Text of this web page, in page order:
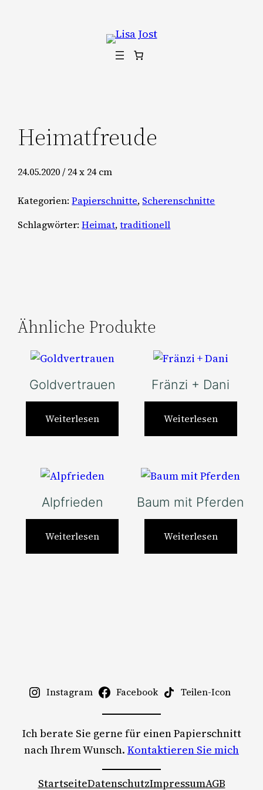
Heimatfreude
24.05.2020 / 24 x 24 cm
Kategorien:Papierschnitte, Scherenschnitte
Schlagwörter:Heimat,traditionell
Ähnliche Produkte
Goldvertrauen
Weiterlesen
Fränzi + Dani
Weiterlesen
Alpfrieden
Weiterlesen
Baum mit Pferden
Weiterlesen
Instagram Facebook Teilen-Icon
Ich berate Sie gerne für einen Papierschnitt
nach Ihrem Wunsch. Kontaktieren Sie mich
StartseiteDatenschutzImpressumAGB